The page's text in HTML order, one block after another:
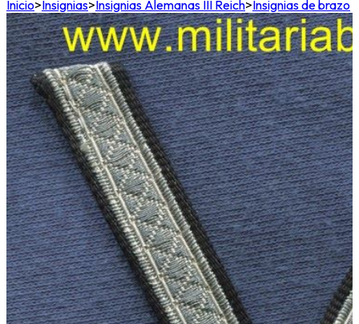
Inicio>Insignias>Insignias Alemanas III Reich>Insignias de brazo